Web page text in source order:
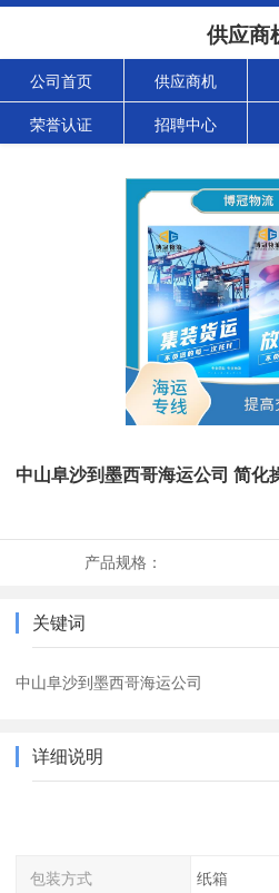
供应商
公司首页 供应商机
荣誉认证 招聘中心
中山阜沙到墨西哥海运公司 简化
产品规格：
关键词
中山阜沙到墨西哥海运公司
详细说明
包装方式 纸箱